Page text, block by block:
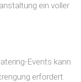
ein voller
Events kann
erfordert.